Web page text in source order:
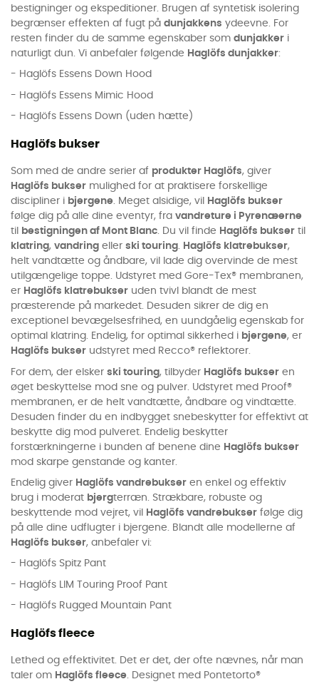
bestigninger og ekspeditioner. Brugen af syntetisk isolering
begrænser effekten af fugt på dunjakkens ydeevne. For
resten finder du de samme egenskaber som dunjakker i
naturligt dun. Vi anbefaler følgende Haglöfs dunjakker:
- Haglöfs Essens Down Hood
- Haglöfs Essens Mimic Hood
- Haglöfs Essens Down (uden hætte)
Haglöfs bukser
Som med de andre serier af produkter Haglöfs, giver
Haglöfs bukser mulighed for at praktisere forskellige
discipliner i bjergene. Meget alsidige, vil
Haglöfs bukser
følge dig på alle dine eventyr, fra vandreture i Pyrenæerne
til
bestigningen af Mont Blanc. Du vil finde Haglöfs bukser til
klatring, vandring eller ski touring. Haglöfs klatrebukser,
helt vandtætte og åndbare, vil lade dig overvinde de mest
utilgængelige toppe. Udstyret med Gore-Tex® membranen,
er Haglöfs klatrebukser uden tvivl blandt de mest
præsterende på markedet. Desuden sikrer de dig en
exceptionel bevægelsesfrihed, en uundgåelig egenskab for
optimal klatring. Endelig, for optimal sikkerhed i bjergene, er
Haglöfs bukser udstyret med Recco® reflektorer.
For dem, der elsker ski touring, tilbyder Haglöfs bukser en
øget beskyttelse mod sne og pulver. Udstyret med Proof®
membranen, er de helt vandtætte, åndbare og vindtætte.
Desuden finder du en indbygget snebeskytter for effektivt at
beskytte dig mod pulveret. Endelig beskytter
forstærkningerne i bunden af benene dine Haglöfs bukser
mod skarpe genstande og kanter.
Endelig giver Haglöfs vandrebukser en enkel og effektiv
brug i moderat bjergterræn. Strækbare, robuste og
beskyttende mod vejret, vil
Haglöfs vandrebukser følge dig
på alle dine udflugter i bjergene. Blandt alle modellerne af
Haglöfs bukser, anbefaler vi:
- Haglöfs Spitz Pant
- Haglöfs LIM Touring Proof Pant
- Haglöfs Rugged Mountain Pant
Haglöfs fleece
Lethed og effektivitet. Det er det, der ofte nævnes, når man
taler om Haglöfs fleece. Designet med Pontetorto®